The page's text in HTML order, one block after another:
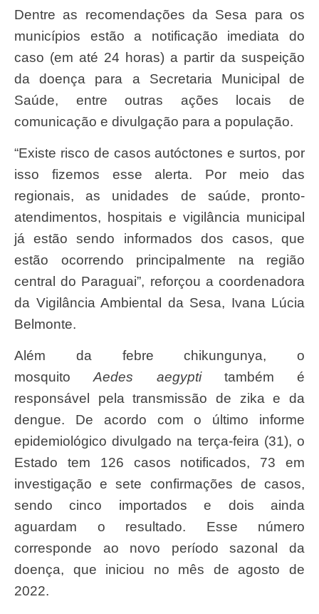
Dentre as recomendações da Sesa para os
municípios estão a notificação imediata do
caso (em até 24 horas) a partir da suspeição
da doença para a Secretaria Municipal de
Saúde, entre outras ações locais de
comunicação e divulgação para a população.
“Existe risco de casos autóctones e surtos, por
isso fizemos esse alerta. Por meio das
regionais, as unidades de saúde, pronto-
atendimentos, hospitais e vigilância municipal
já estão sendo informados dos casos, que
estão ocorrendo principalmente na região
central do Paraguai”, reforçou a coordenadora
da Vigilância Ambiental da Sesa, Ivana Lúcia
Belmonte.
Além da febre chikungunya, o
mosquitoAedes aegyptitambém é
responsável pela transmissão de zika e da
dengue. De acordo com o último informe
epidemiológico divulgado na terça-feira (31), o
Estado tem 126 casos notificados, 73 em
investigação e sete confirmações de casos,
sendo cinco importados e dois ainda
aguardam o resultado. Esse número
corresponde ao novo período sazonal da
doença, que iniciou no mês de agosto de
2022.